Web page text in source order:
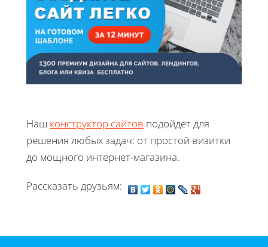
Наш конструктор сайтов подойдет для
решения любых задач: от простой визитки
до мощного интернет-магазина.
Рассказать друзьям: